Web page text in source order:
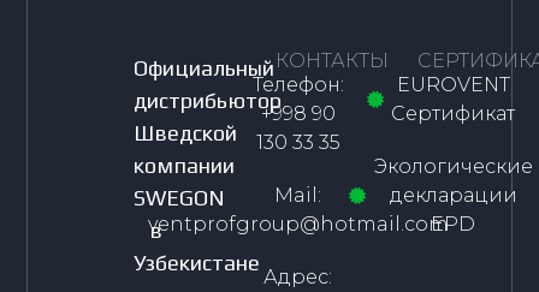
Официальный
дистрибьютор
Шведской
компании
SWEGON
в
Узбекистане
КОНТАКТЫ
Телефон:
+998 90
130 33 35
Mail:
ventprofgroup@hotmail.com
Адрес:
EUROVENT
Сертификат
Экологические
декларации
EPD